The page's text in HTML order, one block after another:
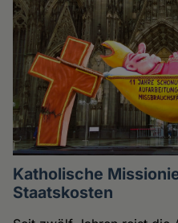
Katholische
Staatskosten